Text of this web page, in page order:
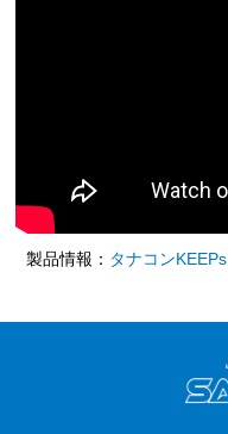
製品情報： タナコンKEEPs